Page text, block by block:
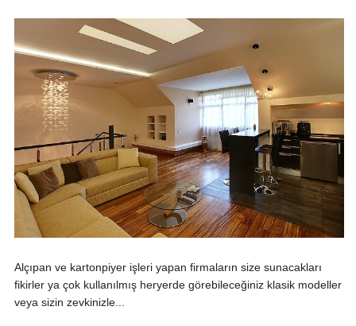
Alçıpan ve kartonpiyer işleri yapan firmaların size sunacakları
fikirler ya çok kullanılmış heryerde görebileceğiniz klasik modeller
veya sizin zevkinizle...